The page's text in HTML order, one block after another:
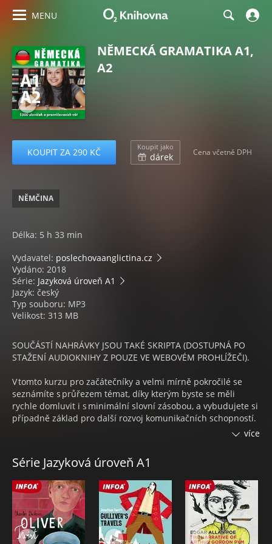
MENU
NĚMECKÁ GRAMATIKA A1,
A2
KOUPIT ZA 290 KČ Koupit jako
dárek Cena včetně DPH
NĚMČINA
Délka: 5 h 33 min
Vydavatel: poslechovaanglictina.cz
Vydáno: 2018
Série: Jazyková úroveň A1
Jazyk: český
Typ souboru: MP3
Velikost: 313 MB
SOUČÁSTÍ NAHRÁVKY JSOU TAKÉ SKRIPTA (DOSTUPNÁ PO
STAŽENÍ AUDIOKNIHY Z POUZE VE WEBOVÉM PROHLÍŽEČI).
V tomto kurzu pro začátečníky a velmi mírně pokročilé se
seznámíte s průřezem témat, díky kterým byste se měli
rychle domluvit i s minimální slovní zásobou, a vybudujete si
případně základ pro další rozvoj komunikačních schopností.
slovíčka použít. V tomto kurzu najdete celkem 1500 slovíček a
procvičovacích vět.
Jak s kurzem nejlépe pracovat? Zvolte si lekci, kterou chcete
začít. Prvně se u každé lekce seznamte se slovíčky (lekce 1 a
2). Dále máte k dispozici stručné vysvětlení gramatiky dané
lekce. Jedná se opravdu o nejzákladnější pravidla, ve
více
Série Jazyková úroveň A1